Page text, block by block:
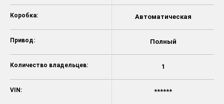
Коробка:
Привод:
Количество владельцев:
VIN:
Автоматическая
Полный
1
******